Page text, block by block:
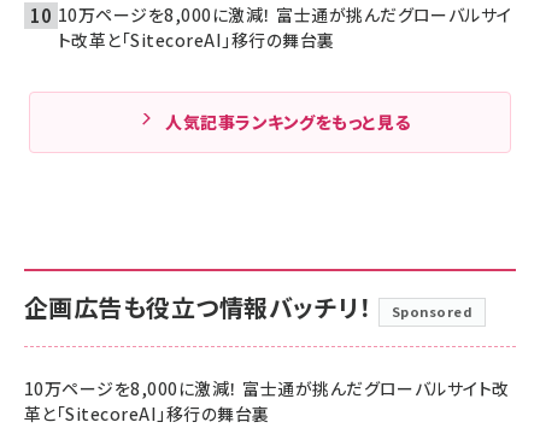
10万ページを8,000に激減！ 富士通が挑んだグローバルサイ
ト改革と「SitecoreAI」移行の舞台裏
人気記事ランキングをもっと見る
企画広告も役立つ情報バッチリ！ Sponsored
10万ページを8,000に激減！ 富士通が挑んだグローバルサイト改
革と「SitecoreAI」移行の舞台裏